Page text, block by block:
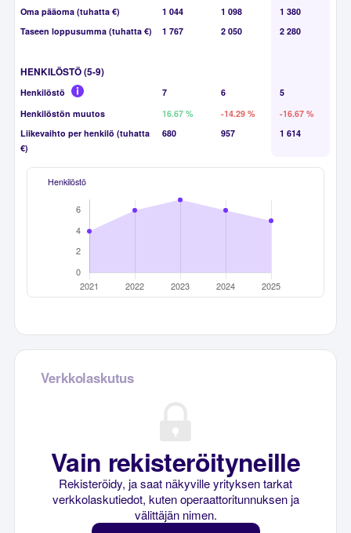
Oma pääoma (tuhatta €)
1 044 1 098
1 380
Taseen loppusumma (tuhatta €)
1 767 2 050 2 280
HENKILÖSTÖ (5-9)
Henkilöstö 7 6
5
Henkilöstön muutos
16.67 % -14.29 %
-16.67 %
Liikevaihto per henkilö (tuhatta
€)
680 957 1 614
Henkilöstö
Verkkolaskutus
Vain rekisteröityneille
Rekisteröidy, ja saat näkyville yrityksen tarkat
verkkolaskutiedot, kuten operaattoritunnuksen ja
välittäjän nimen.